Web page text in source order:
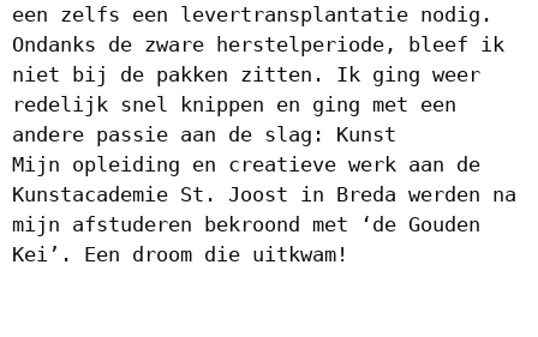
een zelfs een levertransplantatie nodig.
Ondanks de zware herstelperiode, bleef ik
niet bij de pakken zitten. Ik ging weer
redelijk snel knippen en ging met een
andere passie aan de slag: Kunst
Mijn opleiding en creatieve werk aan de
Kunstacademie St. Joost in Breda werden na
mijn afstuderen bekroond met ‘de Gouden
Kei’. Een droom die uitkwam!